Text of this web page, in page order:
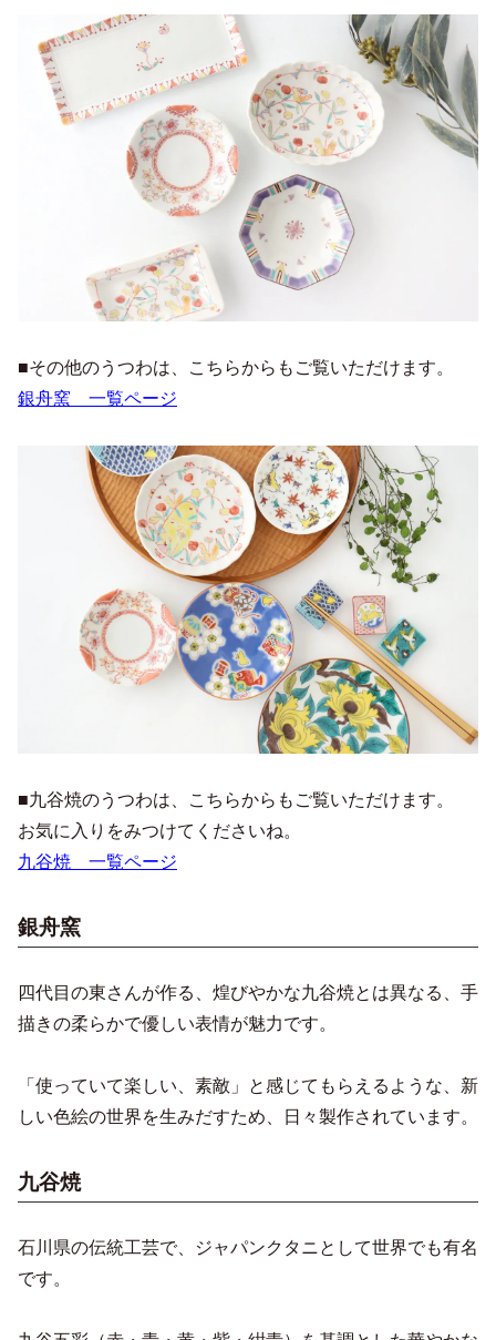
■その他のうつわは、こちらからもご覧いただけます。
銀舟窯 一覧ページ
■九谷焼のうつわは、こちらからもご覧いただけます。
お気に入りをみつけてくださいね。
九谷焼 一覧ページ
銀舟窯
四代目の東さんが作る、煌びやかな九谷焼とは異なる、手
描きの柔らかで優しい表情が魅力です。
「使っていて楽しい、素敵」と感じてもらえるような、新
しい色絵の世界を生みだすため、日々製作されています。
九谷焼
石川県の伝統工芸で、ジャパンクタニとして世界でも有名
です。